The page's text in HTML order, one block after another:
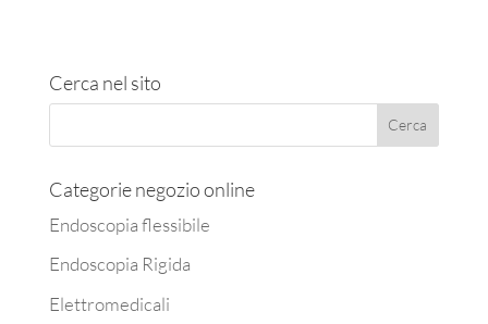
Cerca nel sito
Categorie negozio online
Endoscopia flessibile
Endoscopia Rigida
Elettromedicali